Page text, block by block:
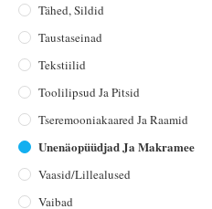
Tähed, Sildid
Taustaseinad
Tekstiilid
Toolilipsud Ja Pitsid
Tseremooniakaared Ja Raamid
Unenäopüüdjad Ja Makramee
Vaasid/lillealused
Vaibad